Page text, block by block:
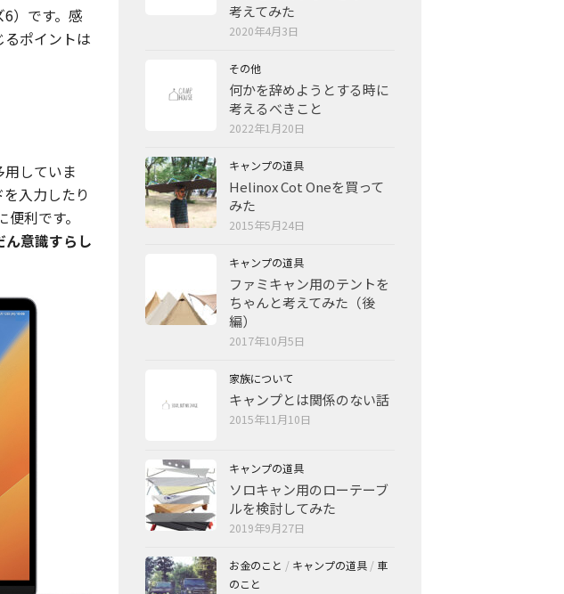
6）です。感
ポイントは
していま
入力したり
利です。
ん意識すらし
考えてみた
2020年4月3日
その他
何かを辞めようとする時に
考えるべきこと
2022年1月20日
キャンプの道具
Helinox Cot Oneを買って
みた
2015年5月24日
キャンプの道具
ファミキャン用のテントを
ちゃんと考えてみた（後
編）
2017年10月5日
家族について
キャンプとは関係のない話
2015年11月10日
キャンプの道具
ソロキャン用のローテーブ
ルを検討してみた
2019年9月27日
お金のこと / キャンプの道具 / 車
のこと